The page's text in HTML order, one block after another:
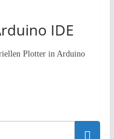
IDE
Plotter in Arduino